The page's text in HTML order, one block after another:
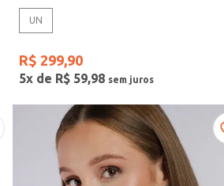
UN
R$ 299,90
5x de R$ 59,98